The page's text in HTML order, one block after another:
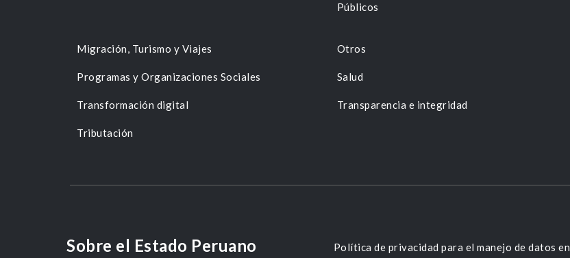
Públicos
Migración, Turismo y Viajes Otros
Programas y Organizaciones Sociales Salud
Transformación digital Transparencia e integridad
Tributación
Sobre el Estado Peruano
Política de privacidad para el manejo de datos en